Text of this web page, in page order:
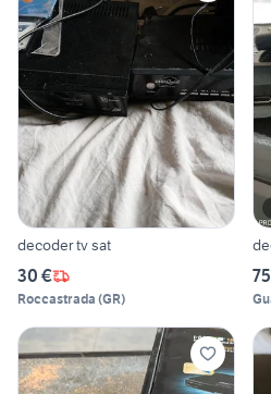
decoder tv sat
30 €
Roccastrada (GR)